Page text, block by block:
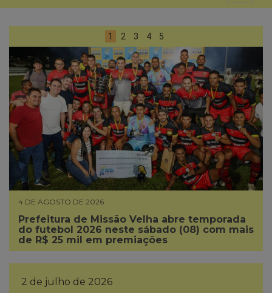
1 2 3 4 5
4 DE AGOSTO DE 2026
Prefeitura de Missão Velha abre temporada
do futebol 2026 neste sábado (08) com mais
de R$ 25 mil em premiações
2 de julho de 2026